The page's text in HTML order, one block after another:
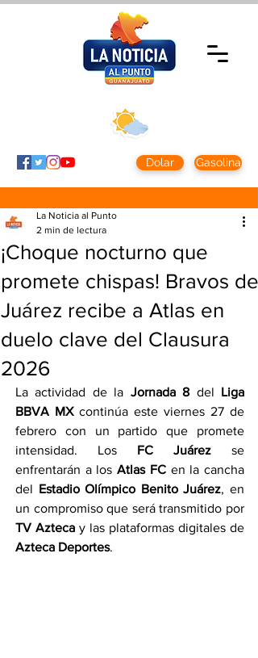
Dolar Gasolina
¡Choque nocturno que
promete chispas! Bravos de
Juárez recibe a Atlas en
duelo clave del Clausura
2026
La Noticia al Punto
2 min de lectura
La actividad de la Jornada 8 del Liga
BBVA MX continúa este viernes 27 de
febrero con un partido que promete
intensidad. Los FC Juárez se
enfrentarán a los Atlas FC en la cancha
del Estadio Olímpico Benito Juárez, en
TV Azteca
Azteca Deportes.